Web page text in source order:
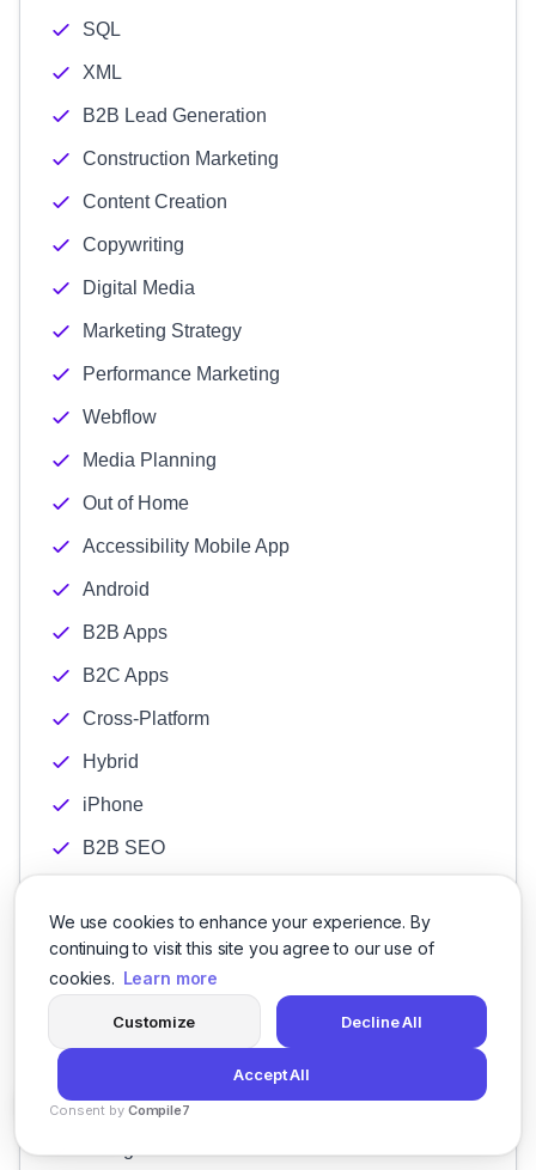
We use cookies to enhance your experience. By
continuing to visit this site you agree to our use of
cookies. Learn more
Customize Decline All
Accept All
Consent by Compile7
SQL
XML
B2B Lead Generation
Construction Marketing
Content Creation
Copywriting
Digital Media
Marketing Strategy
Performance Marketing
Webflow
Media Planning
Out of Home
Accessibility Mobile App
Android
B2B Apps
B2C Apps
Cross-Platform
Hybrid
iPhone
B2B SEO
Insurance SEO
On-Page Optimization
SEO Consulting
Facebook